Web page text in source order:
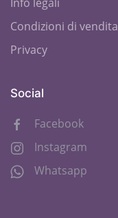
Condizioni di vendita
Privacy
Social
Facebook
Instagram
Whatsapp